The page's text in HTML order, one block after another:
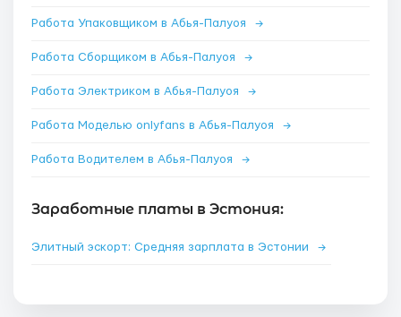
Работа Упаковщиком в Абья-Палуоя →
Работа Сборщиком в Абья-Палуоя →
Работа Электриком в Абья-Палуоя →
Работа Моделью onlyfans в Абья-Палуоя →
Работа Водителем в Абья-Палуоя →
Заработные платы в Эстония:
Элитный эскорт: Средняя зарплата в Эстонии →